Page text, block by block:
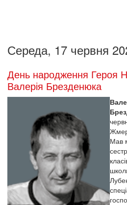
Середа, 17 червня
День народження Героя
Валерія Брезденюка
Мав